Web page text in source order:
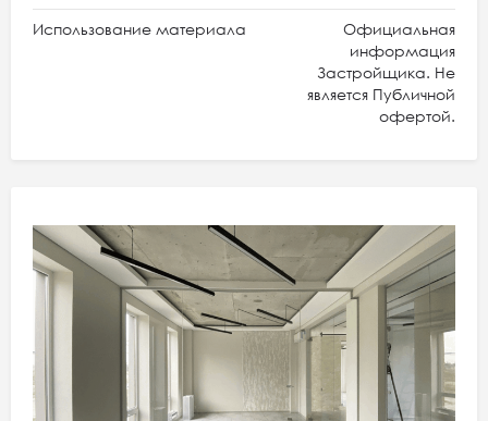
Использование материала
Официальная
информация
Застройщика. Не
является Публичной
офертой.